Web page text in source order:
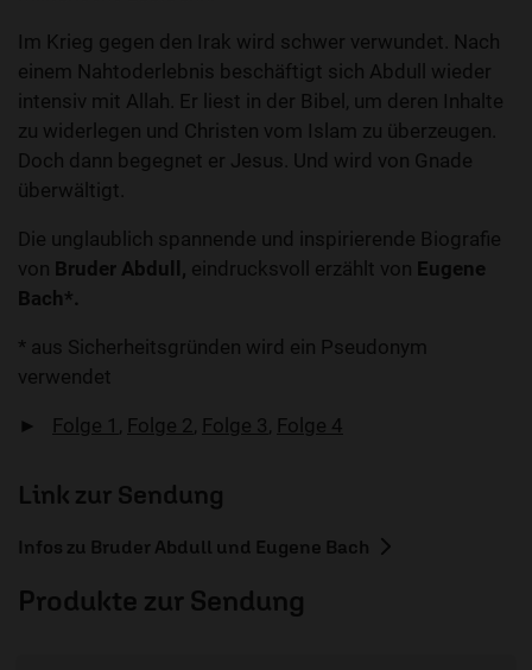
Im Krieg gegen den Irak wird schwer verwundet. Nach
einem Nahtoderlebnis beschäftigt sich Abdull wieder
intensiv mit Allah. Er liest in der Bibel, um deren Inhalte
zu widerlegen und Christen vom Islam zu überzeugen.
Doch dann begegnet er Jesus. Und wird von Gnade
überwältigt.
Die unglaublich spannende und inspirierende Biografie
von Bruder Abdull, eindrucksvoll erzählt von Eugene
Bach*.
* aus Sicherheitsgründen wird ein Pseudonym
verwendet
► Folge 1 , Folge 2, Folge 3, Folge 4
Link zur Sendung
Infos zu Bruder Abdull und Eugene Bach
Produkte zur Sendung